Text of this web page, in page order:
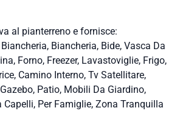
al pianterreno e fornisce:
Biancheria, Bide, Vasca Da
Forno, Freezer, Lavastoviglie, Frigo,
Camino Interno, Tv Satellitare,
Patio, Mobili Da Giardino,
Capelli, Per Famiglie, Zona Tranquilla